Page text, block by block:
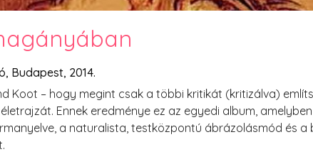
Budapest, 2014.
Koot – hogy megint csak a többi kritikát (kritizálva)
Ennek eredménye ez az egyedi album,
a naturalista, testközpontú ábrázolásmód és a